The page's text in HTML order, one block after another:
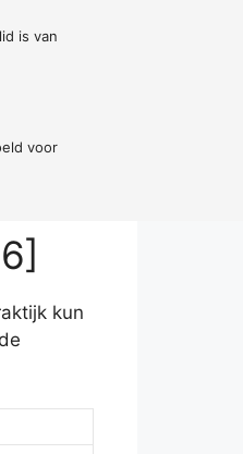
is van
voor
kun